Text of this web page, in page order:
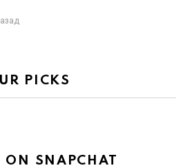
PICKS
ON SNAPCHAT